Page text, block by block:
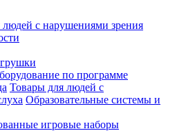
с нарушениями зрения
по программе
Товары для людей с
Образовательные системы и
игровые наборы